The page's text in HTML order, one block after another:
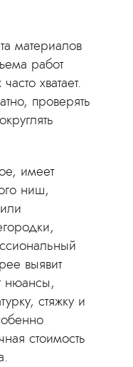
материалов
работ
хватает.
проверять
имеет
ниш,
выявит
нюансы,
стяжку и
стоимость